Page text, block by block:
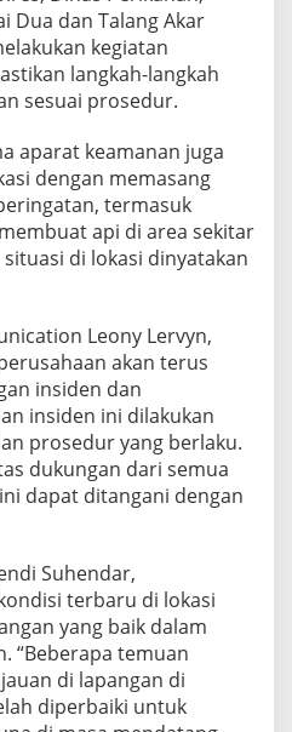
Dua dan Talang Akar
kegiatan
langkah-langkah
sesuai prosedur.
aparat keamanan juga
dengan memasang
termasuk
api di area sekitar
di lokasi dinyatakan
Leony Lervyn,
akan terus
insiden dan
insiden ini dilakukan
prosedur yang berlaku.
dukungan dari semua
dapat ditangani dengan
Suhendar,
terbaru di lokasi
yang baik dalam
“Beberapa temuan
di lapangan di
diperbaiki untuk